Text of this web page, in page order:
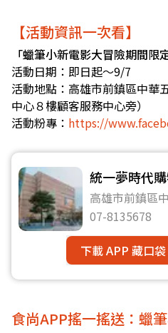
【活動資訊一次看】
「蠟筆小新電影大冒險期間限
活動日期：即日起～9/7
活動地點：高雄市前鎮區中華
中心８樓顧客服務中心旁）
活動粉專： https://
統一夢時代
高雄市前鎮區
07-8135678
下載 APP 藏口袋
食尚APP搖一搖送：蠟